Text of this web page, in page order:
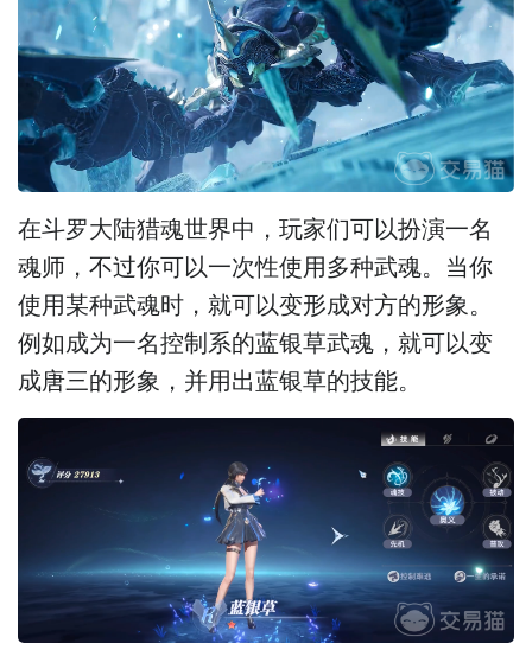
在斗罗大陆猎魂世界中，玩家们可以扮演一名
魂师，不过你可以一次性使用多种武魂。当你
使用某种武魂时，就可以变形成对方的形象。
例如成为一名控制系的蓝银草武魂，就可以变
成唐三的形象，并用出蓝银草的技能。